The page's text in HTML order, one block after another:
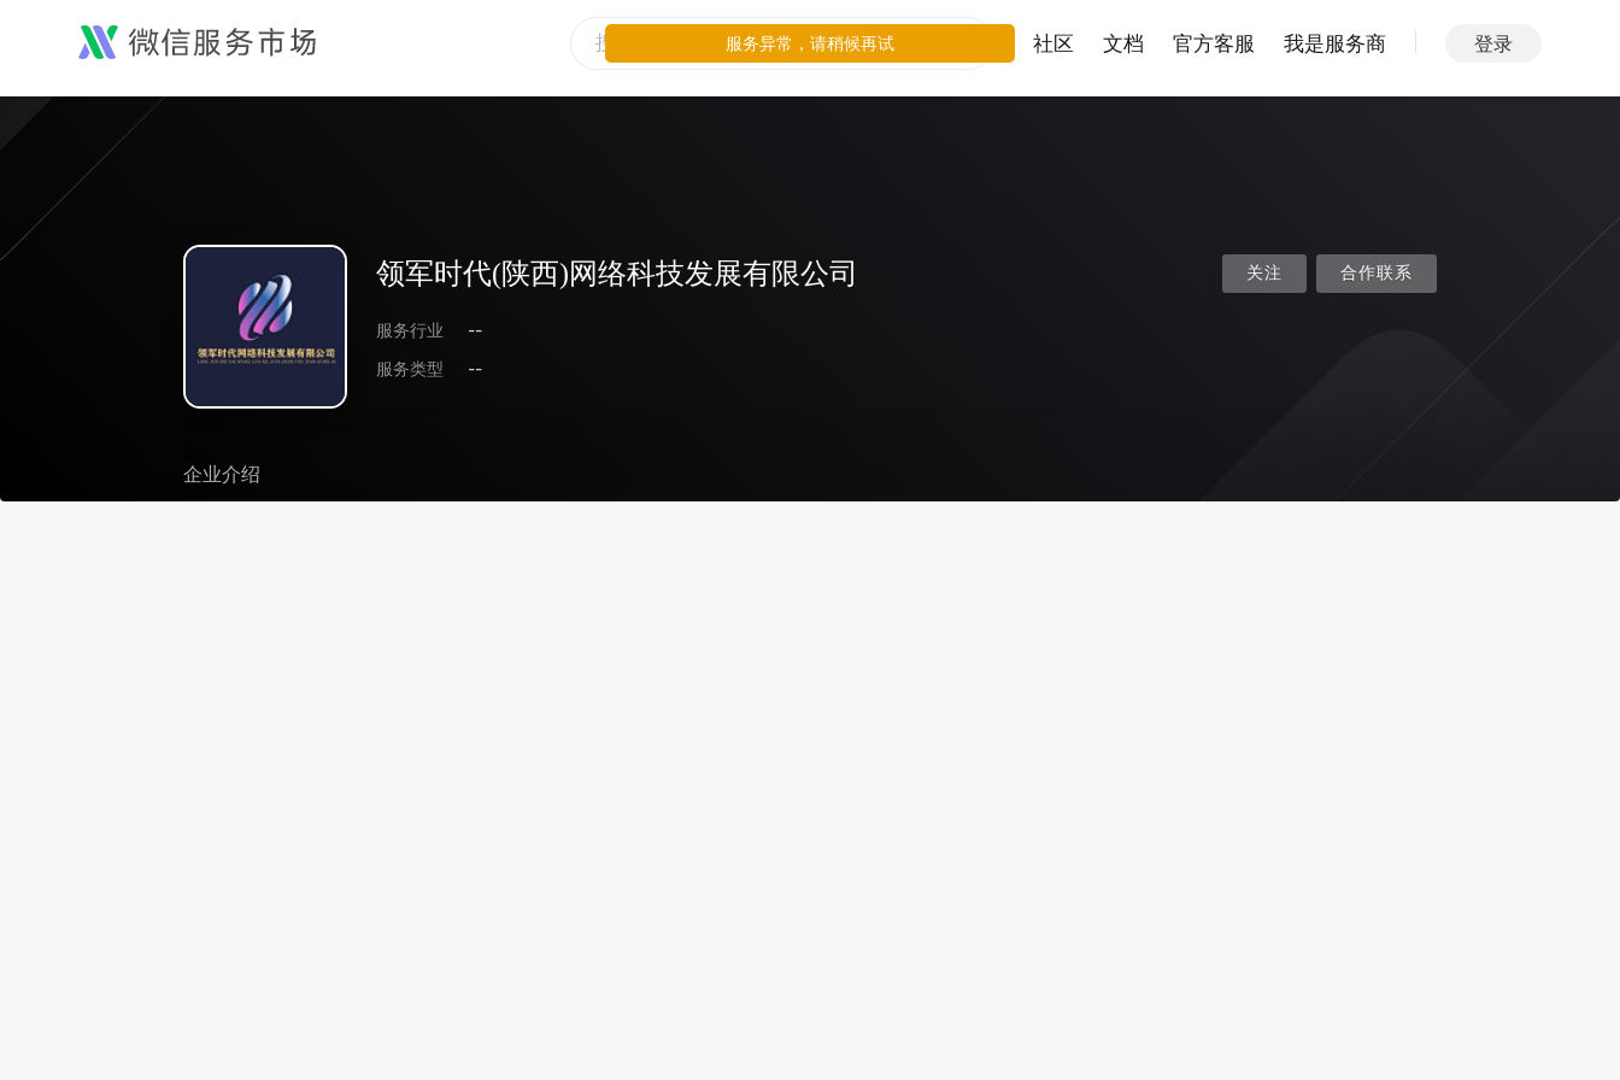
社区 文档 官方客服 我是服务商 登录
领军时代(陕西)网络科技发展有限公司
服务行业
--
服务类型
--
关注 合作联系
企业介绍
服务异常，请稍候再试